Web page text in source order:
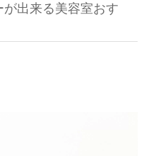
出来る美容室おす